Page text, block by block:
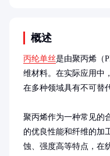
概述
丙纶单丝是由聚丙烯（
维材料。在实际应用中
在多种领域具有不可替
聚丙烯作为一种常见的
的优良性能和纤维的加
蚀、强度高等特点，在